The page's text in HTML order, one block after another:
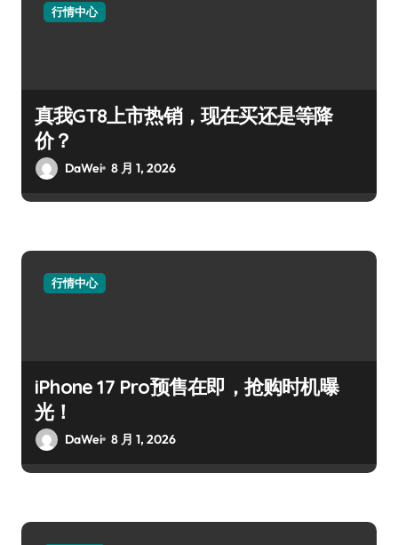
行情中心
真我GT8上市热销，现在买还是等降
价？
DaWei 8 月 1, 2026
行情中心
iPhone 17 Pro预售在即，抢购时机曝
光！
DaWei 8 月 1, 2026